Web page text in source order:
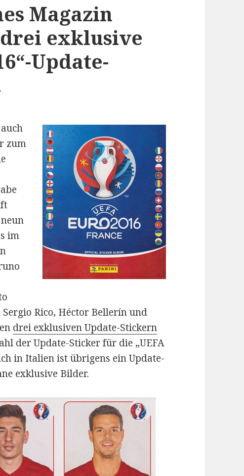
Magazin
exklusive
Update-
zum
im
Rico, Héctor Bellerín und
drei exklusiven Update-Stickern
der Update-Sticker für die „UEFA
in Italien ist übrigens ein Update-
exklusive Bilder.